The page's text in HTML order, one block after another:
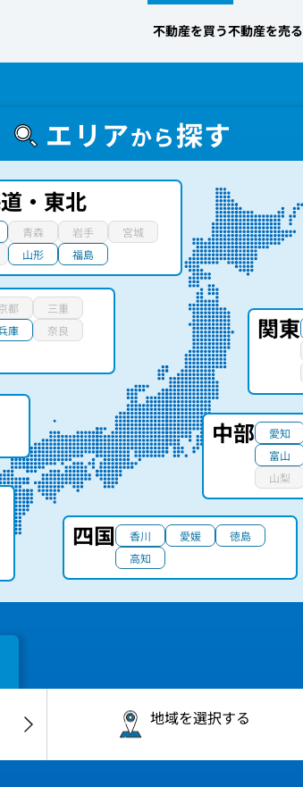
不動産を買う不動産を売る
エリアから探す
・東北
青森 岩手
宮城
山形 福島
関東
中部 愛知
富山
山梨
都
三重
庫
奈良
四国 香川 愛媛
徳島
高知
地域を選択する